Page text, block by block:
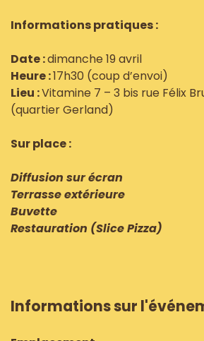
Informations pratiques :
Date :dimanche 19 avril
Heure :17h30 (coup d’envoi)
Lieu :Vitamine 7 – 3 bis rue Félix
(quartier Gerland)
Sur place :
Diffusion sur écran
Terrasse extérieure
Buvette
Restauration (Slice Pizza)
Informations sur